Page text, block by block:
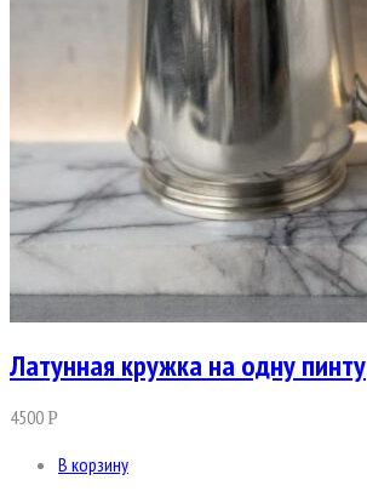
Латунная кружка на одну пинту
4500Р
В корзину